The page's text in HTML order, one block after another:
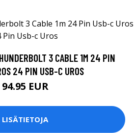
3 CABLE 1M 24 PIN
24 PIN USB-C UROS
94.95 EUR
LISÄTIETOJA